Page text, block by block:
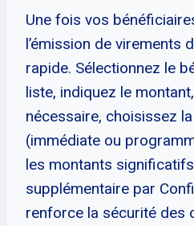
Une fois vos
l’émission de virements
rapide. Sélectionnez le
liste, indiquez le
nécessaire, choisissez
(immédiate ou
les montants
supplémentaire par
renforce la sécurité des